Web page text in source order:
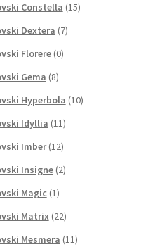
Constella (15)
Dextera (7)
Florere (0)
Gema (8)
Hyperbola (10)
Idyllia (11)
Imber (12)
Insigne (2)
Magic (1)
Matrix (22)
Mesmera (11)